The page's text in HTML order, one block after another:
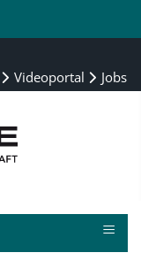
Videoportal Jobs
≡